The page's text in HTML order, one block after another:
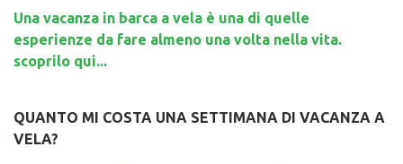
Una vacanza in barca a vela è una di quelle
esperienze da fare almeno una volta nella vita.
scoprilo qui...
QUANTO MI COSTA UNA SETTIMANA DI VACANZA A
VELA?